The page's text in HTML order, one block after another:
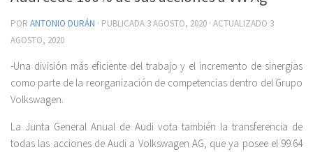
POR ANTONIO DURÁN · PUBLICADA 3 AGOSTO, 2020 · ACTUALIZADO 3
AGOSTO, 2020
-Una división más eficiente del trabajo y el incremento de sinergias
como parte de la reorganización de competencias dentro del Grupo
Volkswagen.
La Junta General Anual de Audi vota también la transferencia de
todas las acciones de Audi a Volkswagen AG, que ya posee el 99.64